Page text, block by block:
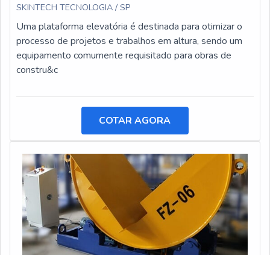
SKINTECH TECNOLOGIA / SP
Uma plataforma elevatória é destinada para otimizar o
processo de projetos e trabalhos em altura, sendo um
equipamento comumente requisitado para obras de
constru&c
COTAR AGORA